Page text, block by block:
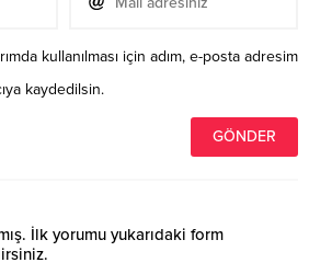
kullanılması için adım, e-posta adresim
kaydedilsin.
İlk yorumu yukarıdaki form